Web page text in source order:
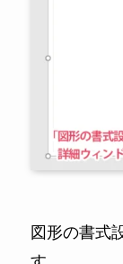
図形の書式